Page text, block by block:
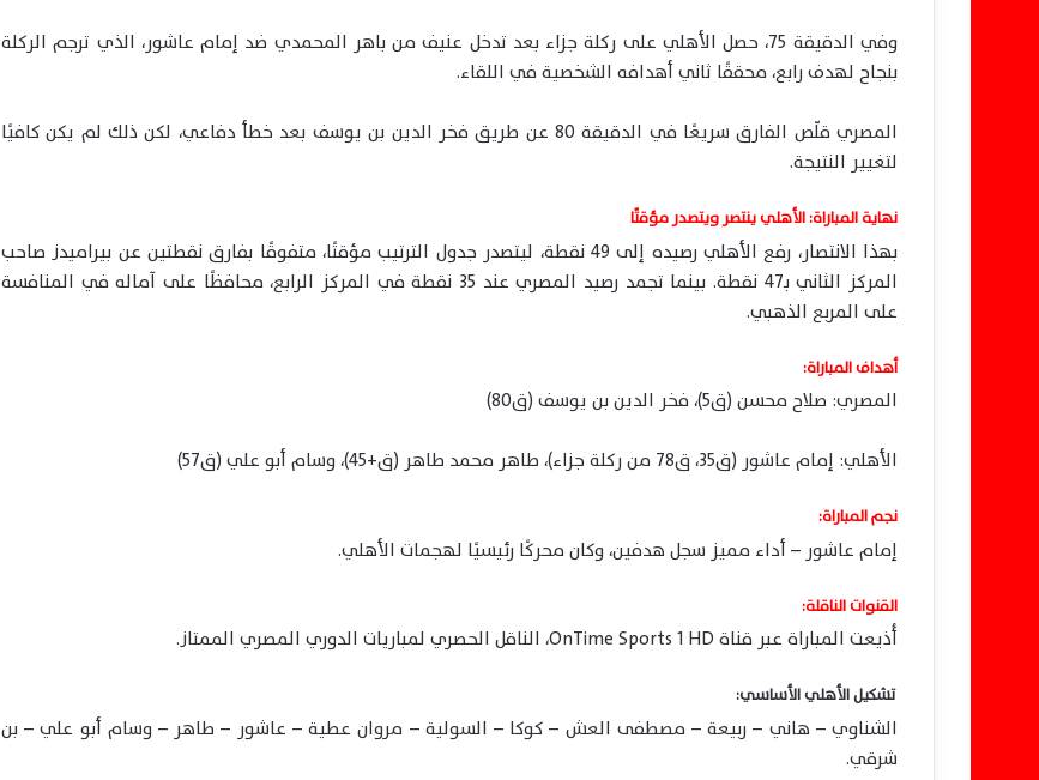
وفي الدقيقة 75، حصل الأهلي على ركلة جزاء بعد تدخل عنيف من باهر المحمدي ضد إمام عاشور، الذي ترجم الركلة
بنجاح لهدف رابع، محققًا ثاني أهدافه الشخصية في اللقاء.
المصري قلّص الفارق سريعًا في الدقيقة 80 عن طريق فخر الدين بن يوسف بعد خطأ دفاعي، لكن ذلك لم يكن كافيًا
لتغيير النتيجة.
نهاية المباراة: الأهلي ينتصر ويتصدر مؤقتًا
بهذا الانتصار، رفع الأهلي رصيده إلى 49 نقطة، ليتصدر جدول الترتيب مؤقتًا، متفوقًا بفارق نقطتين عن بيراميدز صاحب
المركز الثاني بـ47 نقطة. بينما تجمد رصيد المصري عند 35 نقطة في المركز الرابع، محافظًا على آماله في المنافسة
على المربع الذهبي.
أهداف المباراة:
المصري: صلاح محسن (ق5)، فخر الدين بن يوسف (ق80)
الأهلي: إمام عاشور (ق35، ق78 من ركلة جزاء)، طاهر محمد طاهر (ق+45)، وسام أبو علي (ق57)
نجم المباراة:
إمام عاشور – أداء مميز سجل هدفين، وكان محركًا رئيسيًا لهجمات الأهلي.
القنوات الناقلة:
أُذيعت المباراة عبر قناة OnTime Sports 1 HD، الناقل الحصري لمباريات الدوري المصري الممتاز.
تشكيل الأهلي الأساسي:
الشناوي – هاني – ربيعة – مصطفى العش – كوكا – السولية – مروان عطية – عاشور – طاهر – وسام أبو علي – بن
شرقي.